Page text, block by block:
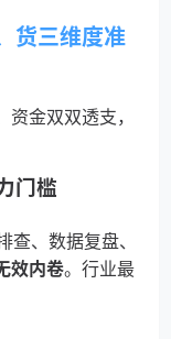
货三维度准
金双双透支，
门槛
、数据复盘、
效内卷。行业最